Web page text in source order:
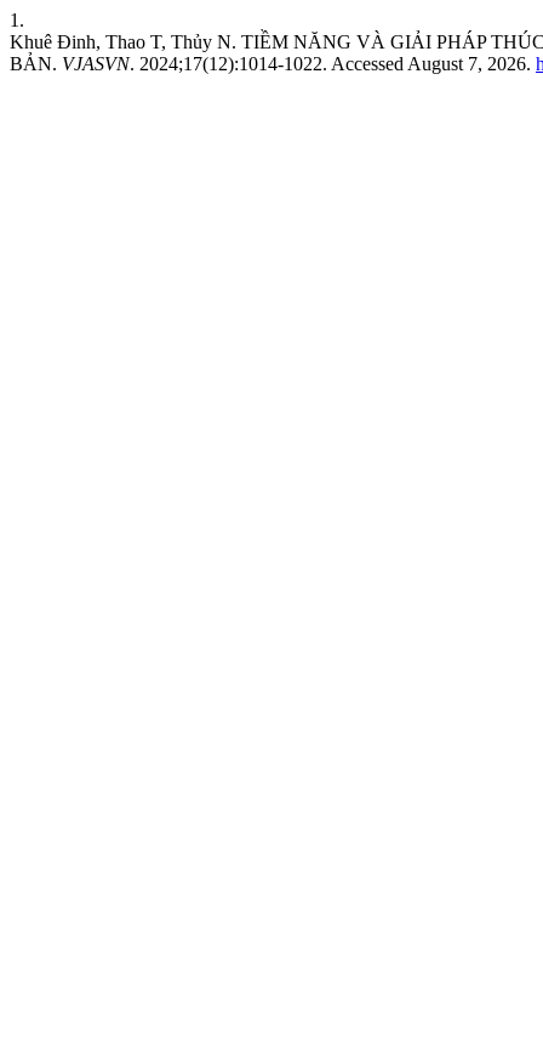
1.
Khuê Đinh, Thao T, Thủy N. TIỀM NĂNG VÀ GIẢI PHÁP
BẢN. VJASVN. 2024;17(12):1014-1022. Accessed August 7, 2026.